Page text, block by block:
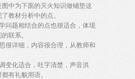
中为下面的灭火知识做铺垫这
教材分析中的点。
问题相结合的点也很适合，体现
联系。
很详细，内容很合理，从教师和
变化适合，吐字清楚，声音洪
有礼貌用语。